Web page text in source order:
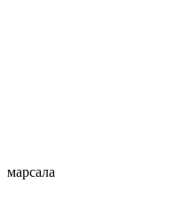
марсала